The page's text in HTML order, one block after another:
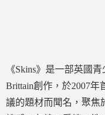
《Skins》是一部英國
Brittain創作，於2007
議的題材而聞名，聚焦